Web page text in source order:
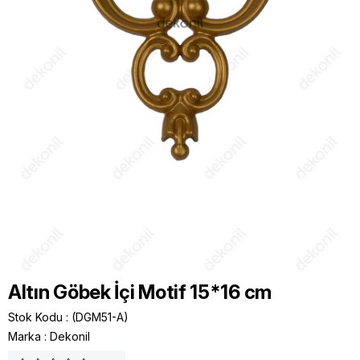
Altın Göbek İçi Motif 15*16 cm
Stok Kodu
(DGM51-A)
Marka : Dekonil